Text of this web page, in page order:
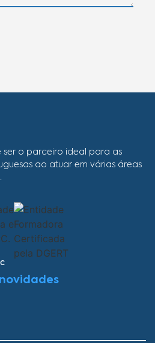
ser o parceiro ideal para as
ao atuar em várias áreas